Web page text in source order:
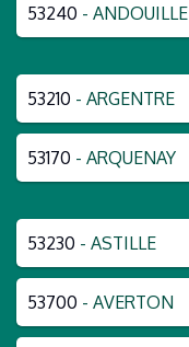
53240 - ANDOUILLE
53210 - ARGENTRE
53170 - ARQUENAY
53230 - ASTILLE
53700 - AVERTON